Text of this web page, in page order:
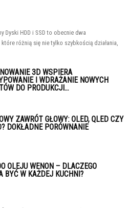
Dyski HDD i SSD to obecnie dwa
różnią się nie tylko szybkością działania,
3D WSPIERA
I WDRAŻANIE NOWYCH
DO PRODUKCJI...
ZAWRÓT GŁOWY: OLED, QLED CZY
DOKŁADNE PORÓWNANIE
OLEJU WENON – DLACZEGO
BYĆ W KAŻDEJ KUCHNI?